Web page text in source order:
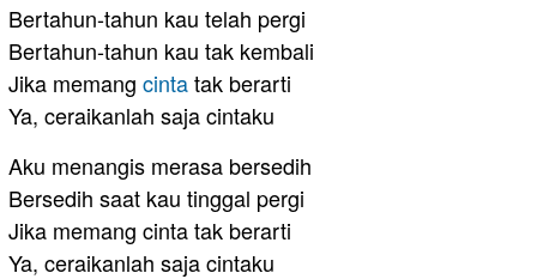
Bertahun-tahun kau telah pergi
Bertahun-tahun kau tak kembali
Jika memang cintatak berarti
Ya, ceraikanlah saja cintaku
Aku menangis merasa bersedih
Bersedih saat kau tinggal pergi
Jika memang cinta tak berarti
Ya, ceraikanlah saja cintaku